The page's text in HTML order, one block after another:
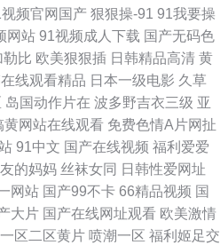
频官网国产 狠狠操-91 91我要操
网站 91视频成人下载 国产无码色
勒比 欧美狠狠插 日韩精品高清 黄
线观看精品 日本一级电影 久草
岛国动作片在 波多野吉衣三级 亚
黄网站在线观看 免费色情A片网扯
91中文 国产在线视频 福利爱爱
的妈妈 丝袜女同 日韩性爱网址
网站 国产99不卡 66精品视频 国
大片 国产在线网址观看 欧美激情
区二区黄片 喷潮一区 福利姬足交